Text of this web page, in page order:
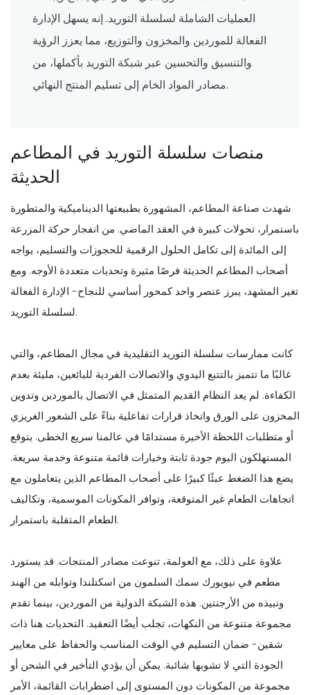
العمليات الشاملة لسلسلة التوريد. إنه يسهل الإدارة
الفعالة للموردين والمخزون والتوزيع، مما يعزز الرؤية
والتنسيق والتحسين عبر شبكة التوريد بأكملها، من
مصادر المواد الخام إلى تسليم المنتج النهائي.
منصات سلسلة التوريد في المطاعم
الحديثة
شهدت صناعة المطاعم، المشهورة بطبيعتها الديناميكية والمتطورة
باستمرار، تحولات كبيرة في العقد الماضي. من انفجار حركة المزرعة
إلى المائدة إلى تكامل الحلول الرقمية للحجوزات والتسليم، يواجه
أصحاب المطاعم الحديثة فرصًا مثيرة وتحديات متعددة الأوجه. ومع
تغير المشهد، يبرز عنصر واحد كمحور أساسي للنجاح- الإدارة الفعالة
لسلسلة التوريد.
كانت ممارسات سلسلة التوريد التقليدية في مجال المطاعم، والتي
غالبًا ما تتميز بالتتبع اليدوي والاتصالات الفردية للبائعين، مليئة بعدم
الكفاءة. لم يعد النظام القديم المتمثل في الاتصال بالموردين وتدوين
المخزون على الورق واتخاذ قرارات تفاعلية بناءً على الشعور الغريزي
أو متطلبات اللحظة الأخيرة مستدامًا في عالمنا سريع الخطى. يتوقع
المستهلكون اليوم جودة ثابتة وخيارات قائمة متنوعة وخدمة سريعة.
يضع هذا الضغط عبئًا كبيرًا على أصحاب المطاعم الذين يتعاملون مع
اتجاهات الطعام غير المتوقعة، وتوافر المكونات الموسمية، وتكاليف
الطعام المتقلبة باستمرار.
علاوة على ذلك، مع العولمة، تنوعت مصادر المنتجات. قد يستورد
مطعم في نيويورك سمك السلمون من اسكتلندا وتوابله من الهند
ونبيذه من الأرجنتين. هذه الشبكة الدولية من الموردين، بينما تقدم
مجموعة متنوعة من النكهات، تجلب أيضًا التعقيد. التحديات هنا ذات
شقين- ضمان التسليم في الوقت المناسب والحفاظ على معايير
الجودة التي لا تشوبها شائبة. يمكن أن يؤدي التأخير في الشحن أو
مجموعة من المكونات دون المستوى إلى اضطرابات القائمة، الأمر